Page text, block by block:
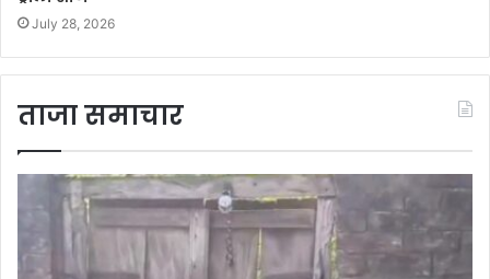
July 28, 2026
ताजा समाचार